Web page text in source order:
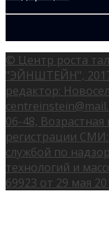
© Центр роста
"ЭЙНШТЕЙН", 2017
редактор:
06-48,
регистрации
службой по
технологий и
69923 от 29 мая